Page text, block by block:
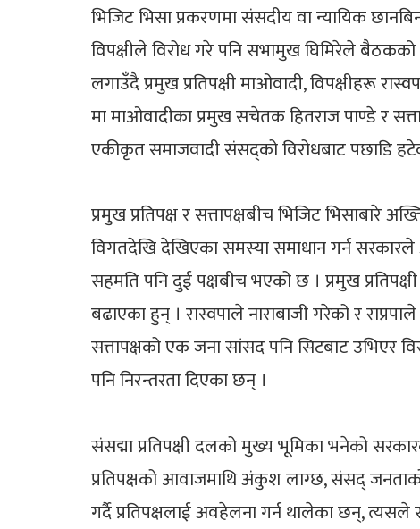
भिजिट भिसा प्रकरणमा संसदीय वा न्यायिक
विपक्षीले विरोध गरे पनि सभामुख घिमिरेले
लगाउँदै प्रमुख प्रतिपक्षी माओवादी, विपक्षीहरू
मा माओवादीका प्रमुख सचेतक हितराज पाण्डे र
एकीकृत समाजवादी संसद्को विरोधबाट पछाडि
प्रमुख प्रतिपक्ष र सत्तापक्षबीच भिजिट
विगतदेखि देखिएका समस्या समाधान गर्न
सहमति पनि दुई पक्षबीच भएको छ । प्रमुख
बढाएका हुन् । रास्वपाले नाराबाजी गरेको र
सत्तापक्षको एक जना सांसद पनि सिटबाट
पनि निरन्तरता दिएका छन् ।
संसद्मा प्रतिपक्षी दलको मुख्य भूमिका भनेको
प्रतिपक्षको आवाजमाथि अंकुश लाग्छ, संसद्
गर्दै प्रतिपक्षलाई अवहेलना गर्न थालेका छन्,